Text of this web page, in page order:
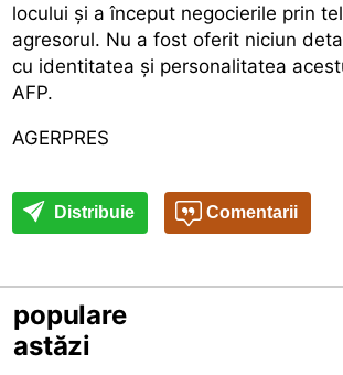
locului și a început negocierile prin
agresorul. Nu a fost oferit niciun
cu identitatea și personalitatea
AFP.
AGERPRES
Distribuie Comentarii
populare
astăzi